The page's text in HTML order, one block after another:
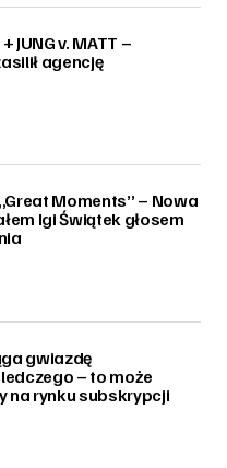
JUNG v. MATT –
agencję
Moments” – Nowa
Igi Świątek głosem
gwiazdę
– to może
na rynku subskrypcji